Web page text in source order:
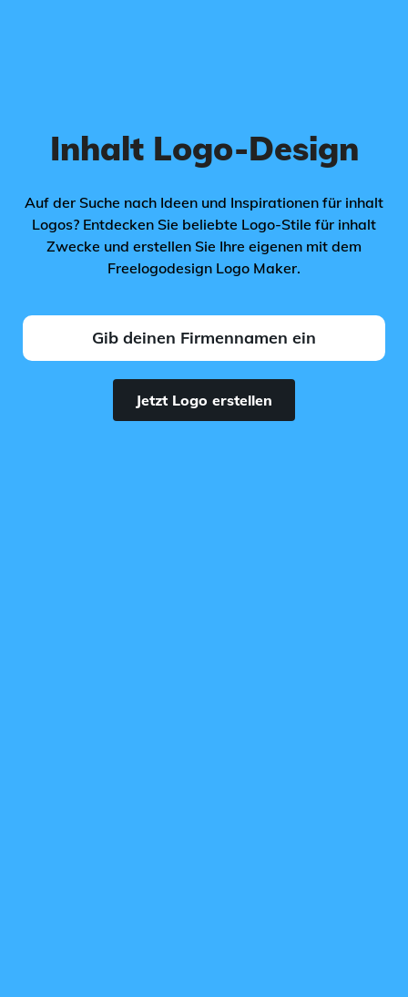
Inhalt Logo-Design
Auf der Suche nach Ideen und Inspirationen für inhalt
Logos? Entdecken Sie beliebte Logo-Stile für inhalt
Zwecke und erstellen Sie Ihre eigenen mit dem
Freelogodesign Logo Maker.
Jetzt Logo erstellen